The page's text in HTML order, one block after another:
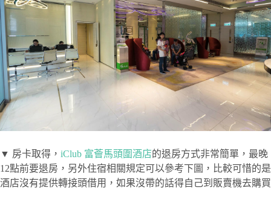
▼ 房卡取得， iClub 富薈馬頭圍酒店的退房方式非常簡單，最晚
12點前要退房，另外住宿相關規定可以參考下圖，比較可惜的是
酒店沒有提供轉接頭借用，如果沒帶的話得自己到販賣機去購買